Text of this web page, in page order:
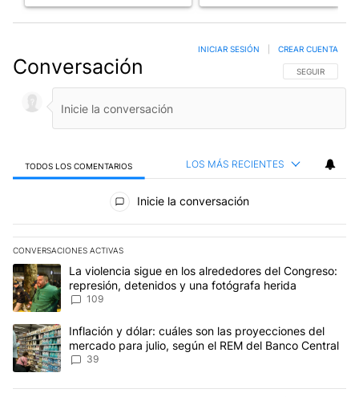
Conversación SIGA ESTA
SEGUIR
INICIAR SESIÓN CREAR CUENTA
TODOS LOS COMENTARIOS LOS MÁS RECIENTES
Todos los comentarios
Inicie la conversación
CONVERSACIONES ACTIVAS
Este listado muestra los artículos con más comentarios en los
Un artículo de tendencia con el título "La violencia sigue en los
La violencia sigue en los alrededores del Congreso:
represión, detenidos y una fotógrafa herida
109
Un artículo de tendencia con el título "Inflación y dólar: cuáles
Inflación y dólar: cuáles son las proyecciones del
mercado para julio, según el REM del Banco Central
39